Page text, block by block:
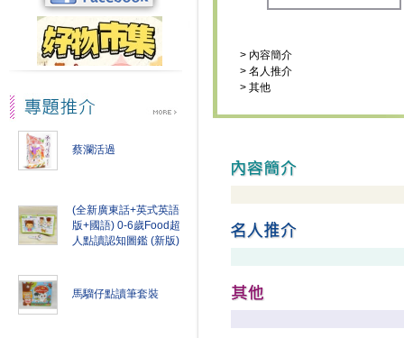
蔡瀾活過
(全新廣東話+英式英語
版+國語) 0-6歲Food超
人點讀認知圖鑑 (新版)
馬騮仔點讀筆套裝
> 內容簡介
> 名人推介
> 其他